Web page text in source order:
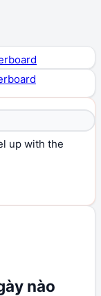
up with the
nào